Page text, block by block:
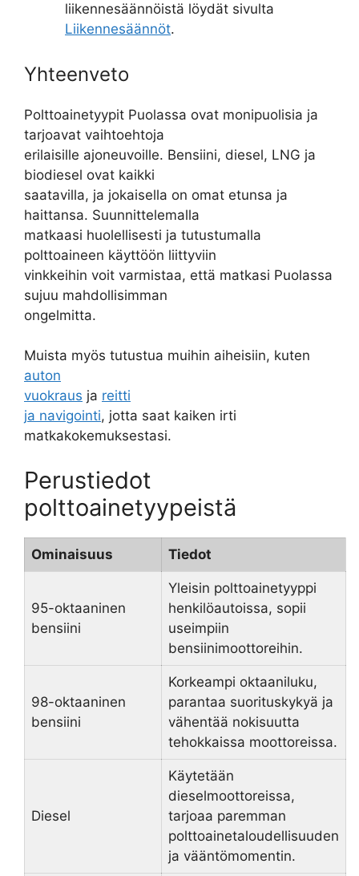
liikennesäännöistä löydät sivulta
Liikennesäännöt.
Yhteenveto
Polttoainetyypit Puolassa ovat monipuolisia ja
tarjoavat vaihtoehtoja
erilaisille ajoneuvoille. Bensiini, diesel, LNG ja
biodiesel ovat kaikki
saatavilla, ja jokaisella on omat etunsa ja
haittansa. Suunnittelemalla
matkaasi huolellisesti ja tutustumalla
polttoaineen käyttöön liittyviin
vinkkeihin voit varmistaa, että matkasi Puolassa
sujuu mahdollisimman
ongelmitta.
Muista myös tutustua muihin aiheisiin, kuten
auton
vuokraus ja reitti
ja navigointi, jotta saat kaiken irti
matkakokemuksestasi.
Perustiedot
polttoainetyypeistä
Ominaisuus Tiedot
95-oktaaninen
bensiini
Yleisin polttoainetyyppi
henkilöautoissa, sopii
useimpiin
bensiinimoottoreihin.
98-oktaaninen
bensiini
Korkeampi oktaaniluku,
parantaa suorituskykyä ja
vähentää nokisuutta
tehokkaissa moottoreissa.
Diesel
Käytetään
dieselmoottoreissa,
tarjoaa paremman
polttoainetaloudellisuuden
ja vääntömomentin.